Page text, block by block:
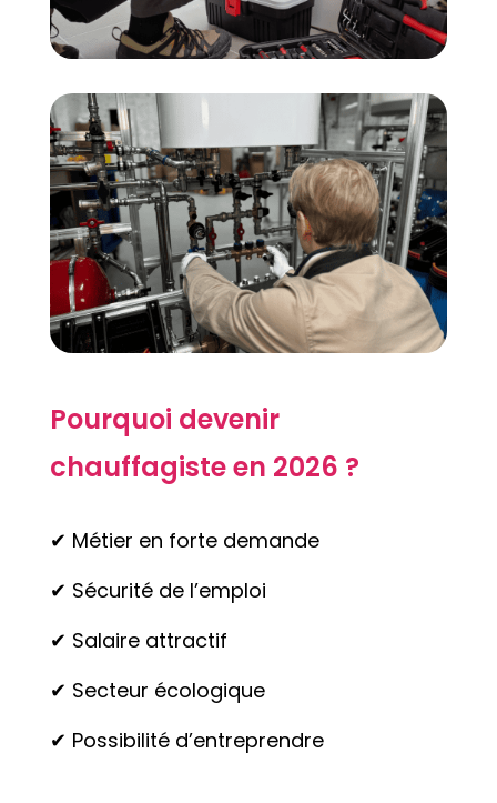
Pourquoi devenir
chauffagiste en 2026 ?
✔ Métier en forte demande
✔ Sécurité de l’emploi
✔ Salaire attractif
✔ Secteur écologique
✔ Possibilité d’entreprendre